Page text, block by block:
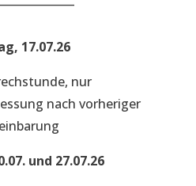
17.07.26
nur
nach vorheriger
und 27.07.26